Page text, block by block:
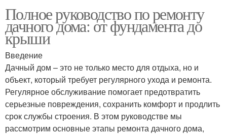
Полное руководство по ремонту
дачного дома: от фундамента до
крыши
Введение
Дачный дом – это не только место для отдыха, но и
объект, который требует регулярного ухода и ремонта.
Регулярное обслуживание помогает предотвратить
серьезные повреждения, сохранить комфорт и продлить
срок службы строения. В этом руководстве мы
рассмотрим основные этапы ремонта дачного дома,